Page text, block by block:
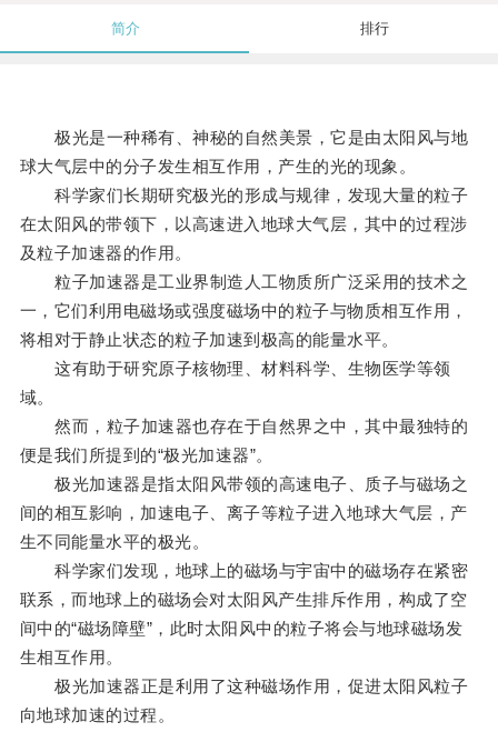
简介 排行
极光是一种稀有、神秘的自然美景，它是由太阳风与地
球大气层中的分子发生相互作用，产生的光的现象。
科学家们长期研究极光的形成与规律，发现大量的粒子
在太阳风的带领下，以高速进入地球大气层，其中的过程涉
及粒子加速器的作用。
粒子加速器是工业界制造人工物质所广泛采用的技术之
一，它们利用电磁场或强度磁场中的粒子与物质相互作用，
将相对于静止状态的粒子加速到极高的能量水平。
这有助于研究原子核物理、材料科学、生物医学等领
域。
然而，粒子加速器也存在于自然界之中，其中最独特的
便是我们所提到的“极光加速器”。
极光加速器是指太阳风带领的高速电子、质子与磁场之
间的相互影响，加速电子、离子等粒子进入地球大气层，产
生不同能量水平的极光。
科学家们发现，地球上的磁场与宇宙中的磁场存在紧密
联系，而地球上的磁场会对太阳风产生排斥作用，构成了空
间中的“磁场障壁”，此时太阳风中的粒子将会与地球磁场发
生相互作用。
极光加速器正是利用了这种磁场作用，促进太阳风粒子
向地球加速的过程。